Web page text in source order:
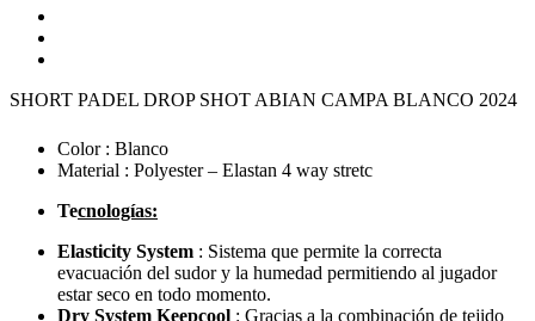
SHORT PADEL DROP SHOT ABIAN CAMPA BLANCO 2024
Color : Blanco
Material : Polyester – Elastan 4 way stretc
Tecnologías:
Elasticity System : Sistema que permite la correcta
evacuación del sudor y la humedad permitiendo al jugador
estar seco en todo momento.
Dry System Keepcool : Gracias a la combinación de tejido